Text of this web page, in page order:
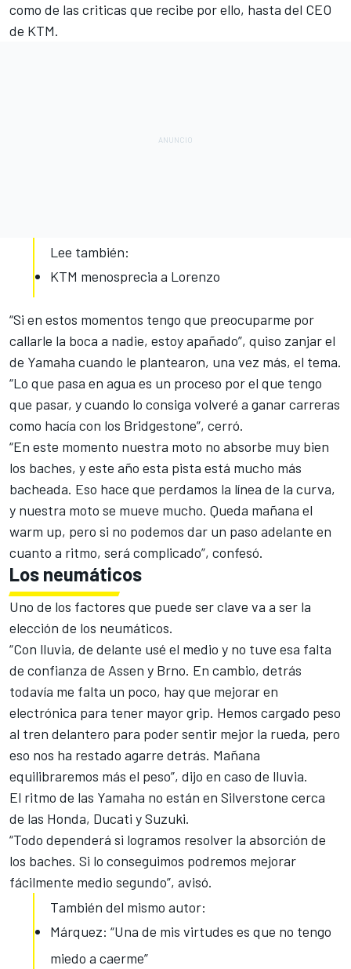
como de las criticas que recibe por ello, hasta del CEO
de KTM.
Lee también:
KTM menosprecia a Lorenzo
“Si en estos momentos tengo que preocuparme por
callarle la boca a nadie, estoy apañado”, quiso zanjar el
de Yamaha cuando le plantearon, una vez más, el tema.
“Lo que pasa en agua es un proceso por el que tengo
que pasar, y cuando lo consiga volveré a ganar carreras
como hacía con los Bridgestone”, cerró.
“En este momento nuestra moto no absorbe muy bien
los baches, y este año esta pista está mucho más
bacheada. Eso hace que perdamos la línea de la curva,
y nuestra moto se mueve mucho. Queda mañana el
warm up, pero si no podemos dar un paso adelante en
cuanto a ritmo, será complicado”, confesó.
Los neumáticos
Uno de los factores que puede ser clave va a ser la
elección de los neumáticos.
“Con lluvia, de delante usé el medio y no tuve esa falta
de confianza de Assen y Brno. En cambio, detrás
todavía me falta un poco, hay que mejorar en
electrónica para tener mayor grip. Hemos cargado peso
al tren delantero para poder sentir mejor la rueda, pero
eso nos ha restado agarre detrás. Mañana
equilibraremos más el peso”, dijo en caso de lluvia.
El ritmo de las Yamaha no están en Silverstone cerca
de las Honda, Ducati y Suzuki.
“Todo dependerá si logramos resolver la absorción de
los baches. Si lo conseguimos podremos mejorar
fácilmente medio segundo”, avisó.
También del mismo autor:
Márquez: “Una de mis virtudes es que no tengo
miedo a caerme”